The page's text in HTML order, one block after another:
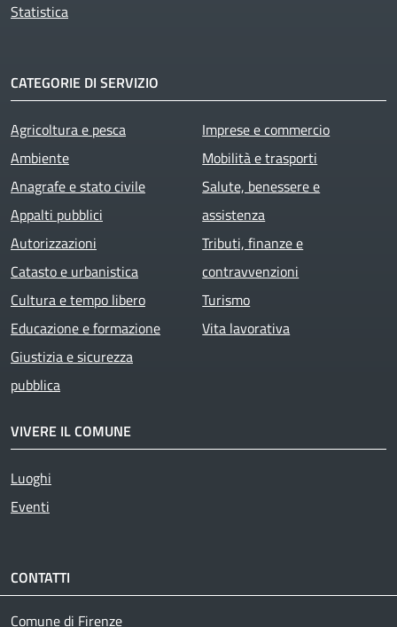
Statistica
CATEGORIE DI SERVIZIO
Agricoltura e pesca
Ambiente
Anagrafe e stato civile
Appalti pubblici
Autorizzazioni
Catasto e urbanistica
Cultura e tempo libero
Educazione e formazione
Giustizia e sicurezza
pubblica
Imprese e commercio
Mobilità e trasporti
Salute, benessere e
assistenza
Tributi, finanze e
contravvenzioni
Turismo
Vita lavorativa
VIVERE IL COMUNE
Luoghi
Eventi
CONTATTI
Comune di Firenze